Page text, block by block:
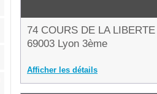
74 COURS DE LA LIBERTE
69003 Lyon 3ème
Afficher les détails